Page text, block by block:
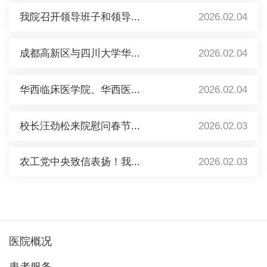
我院召开领导班子和领导... 2026.02.04
成都高新区与四川大学华... 2026.02.04
华西临床医学院、华西医... 2026.02.04
校长汪劲松来院慰问春节... 2026.02.03
农工党中央致信表扬！我... 2026.02.03
医院概况